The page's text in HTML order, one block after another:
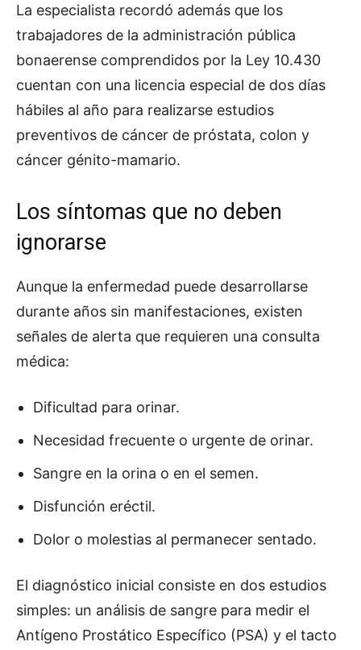
La especialista recordó además que los
trabajadores de la administración pública
bonaerense comprendidos por la Ley 10.430
cuentan con una licencia especial de dos días
hábiles al año para realizarse estudios
preventivos de cáncer de próstata, colon y
cáncer génito-mamario.
Los síntomas que no deben
ignorarse
Aunque la enfermedad puede desarrollarse
durante años sin manifestaciones, existen
señales de alerta que requieren una consulta
médica:
Dificultad para orinar.
Necesidad frecuente o urgente de orinar.
Sangre en la orina o en el semen.
Disfunción eréctil.
Dolor o molestias al permanecer sentado.
El diagnóstico inicial consiste en dos estudios
simples: un análisis de sangre para medir el
Antígeno Prostático Específico (PSA) y el tacto